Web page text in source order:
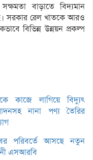
বাড়াতে বিদ্যমান
সরকার রেল খাতকে আরও
বিভিন্ন উন্নয়ন প্রকল্প
কাজে লাগিয়ে বিদ্যুৎ
নানা পণ্য তৈরির
পরিবর্তে আসছে নতুন
এসআরবি